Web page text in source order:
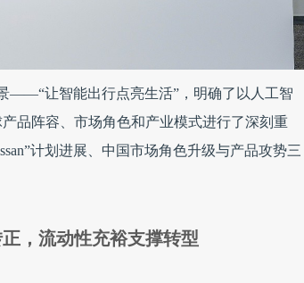
——“让智能出行点亮生活”，明确了以人工智
品阵容、市场角色和产业模式进行了深刻重
计划进展、中国市场角色升级与产品攻势三
，流动性充裕支撑转型